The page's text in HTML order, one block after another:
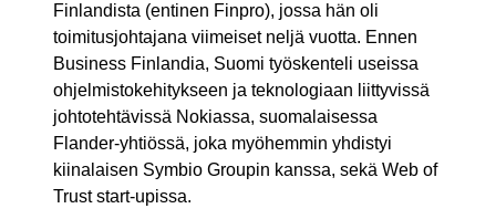
Finlandista (entinen Finpro), jossa hän oli
toimitusjohtajana viimeiset neljä vuotta. Ennen
Business Finlandia, Suomi työskenteli useissa
ohjelmistokehitykseen ja teknologiaan liittyvissä
johtotehtävissä Nokiassa, suomalaisessa
Flander-yhtiössä, joka myöhemmin yhdistyi
kiinalaisen Symbio Groupin kanssa, sekä Web of
Trust start-upissa.